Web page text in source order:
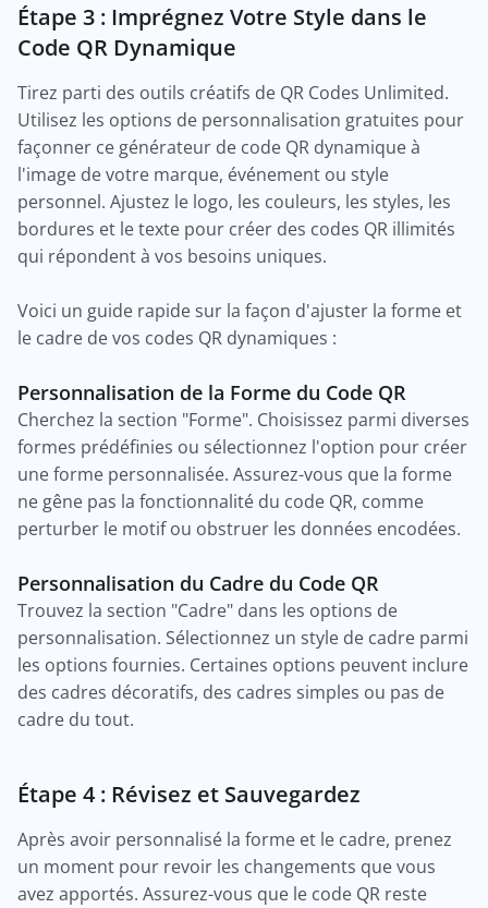
Étape 3 : Imprégnez Votre Style dans le
Code QR Dynamique
Tirez parti des outils créatifs de QR Codes Unlimited.
Utilisez les options de personnalisation gratuites pour
façonner ce générateur de code QR dynamique à
l'image de votre marque, événement ou style
personnel. Ajustez le logo, les couleurs, les styles, les
bordures et le texte pour créer des codes QR illimités
qui répondent à vos besoins uniques.
Voici un guide rapide sur la façon d'ajuster la forme et
le cadre de vos codes QR dynamiques :
Personnalisation de la Forme du Code QR
Cherchez la section "Forme". Choisissez parmi diverses
formes prédéfinies ou sélectionnez l'option pour créer
une forme personnalisée. Assurez-vous que la forme
ne gêne pas la fonctionnalité du code QR, comme
perturber le motif ou obstruer les données encodées.
Personnalisation du Cadre du Code QR
Trouvez la section "Cadre" dans les options de
personnalisation. Sélectionnez un style de cadre parmi
les options fournies. Certaines options peuvent inclure
des cadres décoratifs, des cadres simples ou pas de
cadre du tout.
Étape 4 : Révisez et Sauvegardez
Après avoir personnalisé la forme et le cadre, prenez
un moment pour revoir les changements que vous
avez apportés. Assurez-vous que le code QR reste